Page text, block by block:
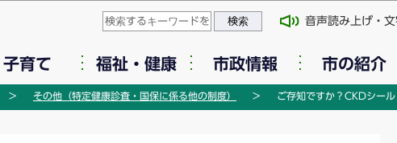
このページの本文へ移動
音声読み上げ・
子育て 福祉・健康 市政情報 市の紹介
その他（特定健康診査・国保に係る他の制度） ご存知ですか？CKDシール